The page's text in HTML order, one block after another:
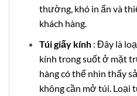
thường, khó in ấn và
khách hàng.
Túi giấy kính : Đây là
kính trong suốt ở mặt
hàng có thể nhìn thấy
không cần mở túi.